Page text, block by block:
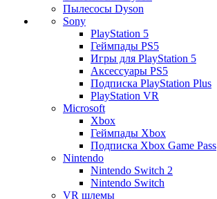
Пылесосы Dyson
Sony
PlayStation 5
Геймпады PS5
Игры для PlayStation 5
Аксессуары PS5
Подписка PlayStation Plus
PlayStation VR
Microsoft
Xbox
Геймпады Xbox
Подписка Xbox Game Pass
Nintendo
Nintendo Switch 2
Nintendo Switch
VR шлемы